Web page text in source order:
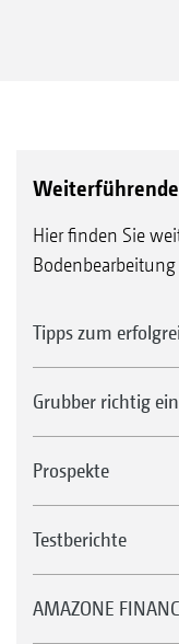
Hier finden Sie
Bodenbearbeitung
Tipps zum
Grubber richtig
Prospekte
Testberichte
AMAZONE